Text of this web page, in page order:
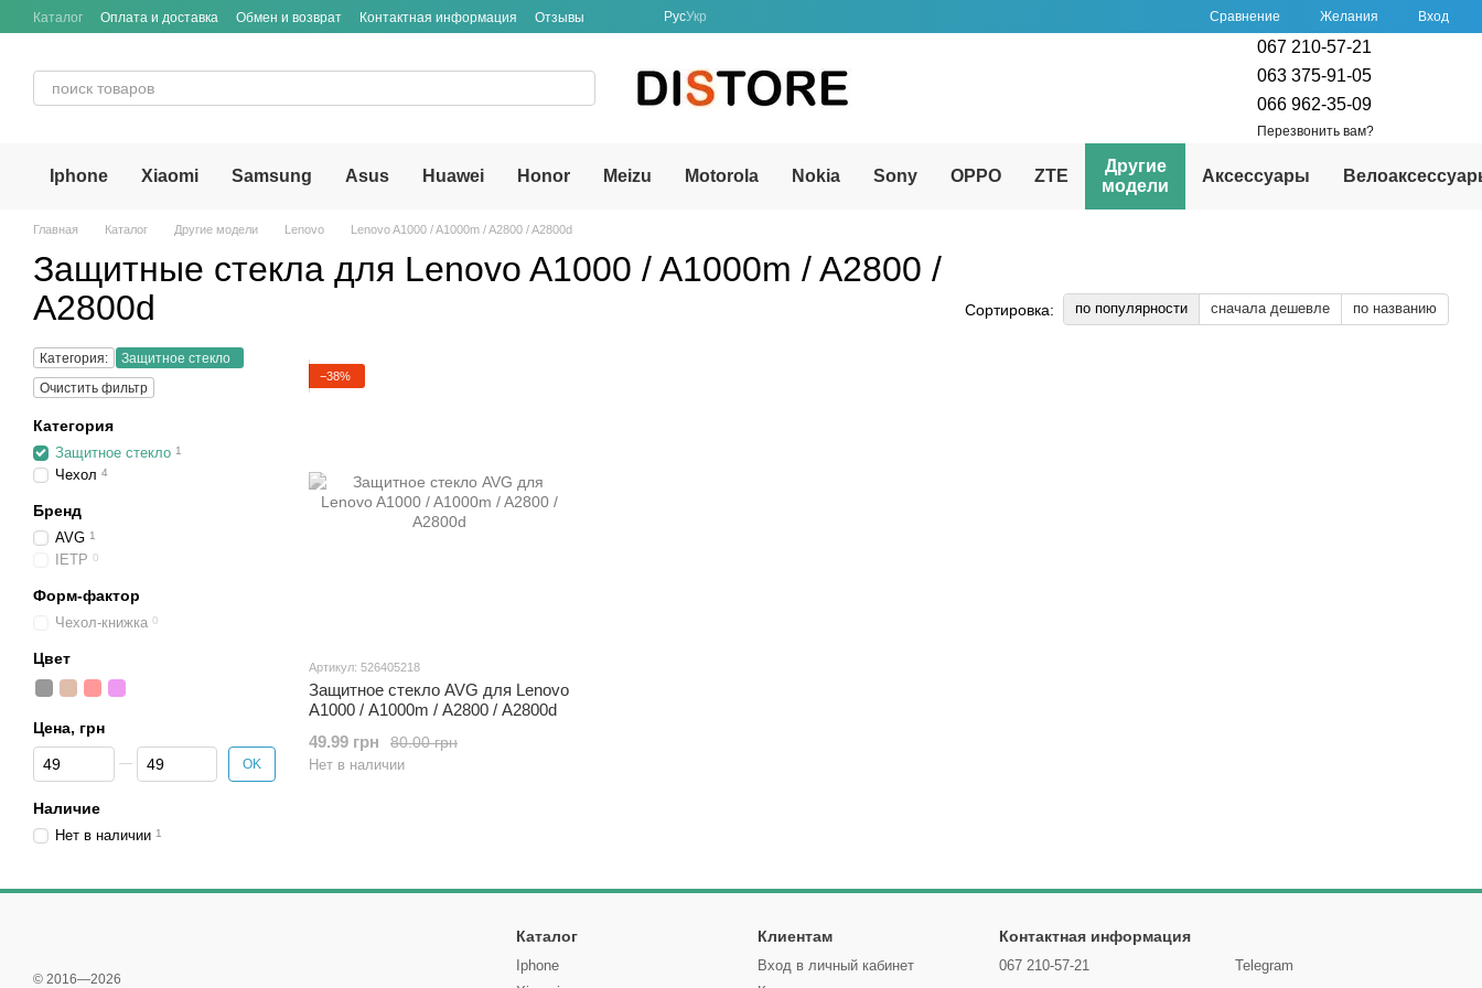
Перейти к основному контенту
Каталог Оплата и доставка Обмен и возврат Контактная информация Отзывы РусУкр Сравнение Желания Вход
067 210-57-21
063 375-91-05
066 962-35-09
Перезвонить вам?
Iphone Xiaomi Samsung Asus Huawei Honor Meizu Motorola Nokia Sony OPPO ZTE
Другие
модели
Аксессуары
Главная Каталог Другие модели Lenovo Lenovo A1000 / A1000m / A2800 / A2800d
Защитные стекла для Lenovo A1000 / A1000m / A2800 /
A2800d
Сортировка: по популярности сначала дешевле по названию
−38%
Артикул: 526405218
Защитное стекло AVG для Lenovo
A1000 / A1000m / A2800 / A2800d
80.00 грн
49.99 грн
Нет в наличии
Категория:
Защитное стекло
Очистить фильтр
Категория
Защитное стекло 1
Чехол 4
Бренд
AVG 1
IETP 0
Форм-фактор
Чехол-книжка 0
Цвет
Цена, грн
От Цена, грн
До Цена, грн OK
Наличие
Нет в наличии 1
© 2016—2026
Каталог
Iphone
Клиентам
Вход в личный кабинет
Контактная информация
067 210-57-21
Telegram